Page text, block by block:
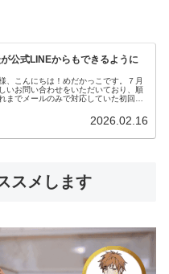
公式LINEからもできるように
、こんにちは！めだかっこです。７月
いお問い合わせをいただいており、順
までメールのみで対応していた初回の
2026.02.16
スメします